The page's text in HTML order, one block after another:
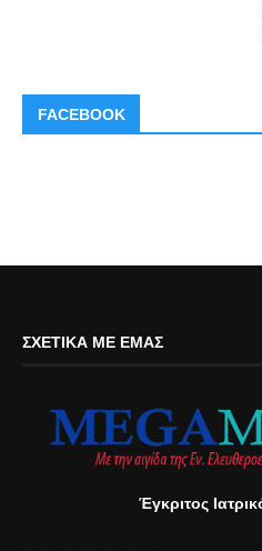
FACEBOOK
ΣΧΕΤΙΚΆ ΜΕ ΕΜΆΣ
Έγκριτος